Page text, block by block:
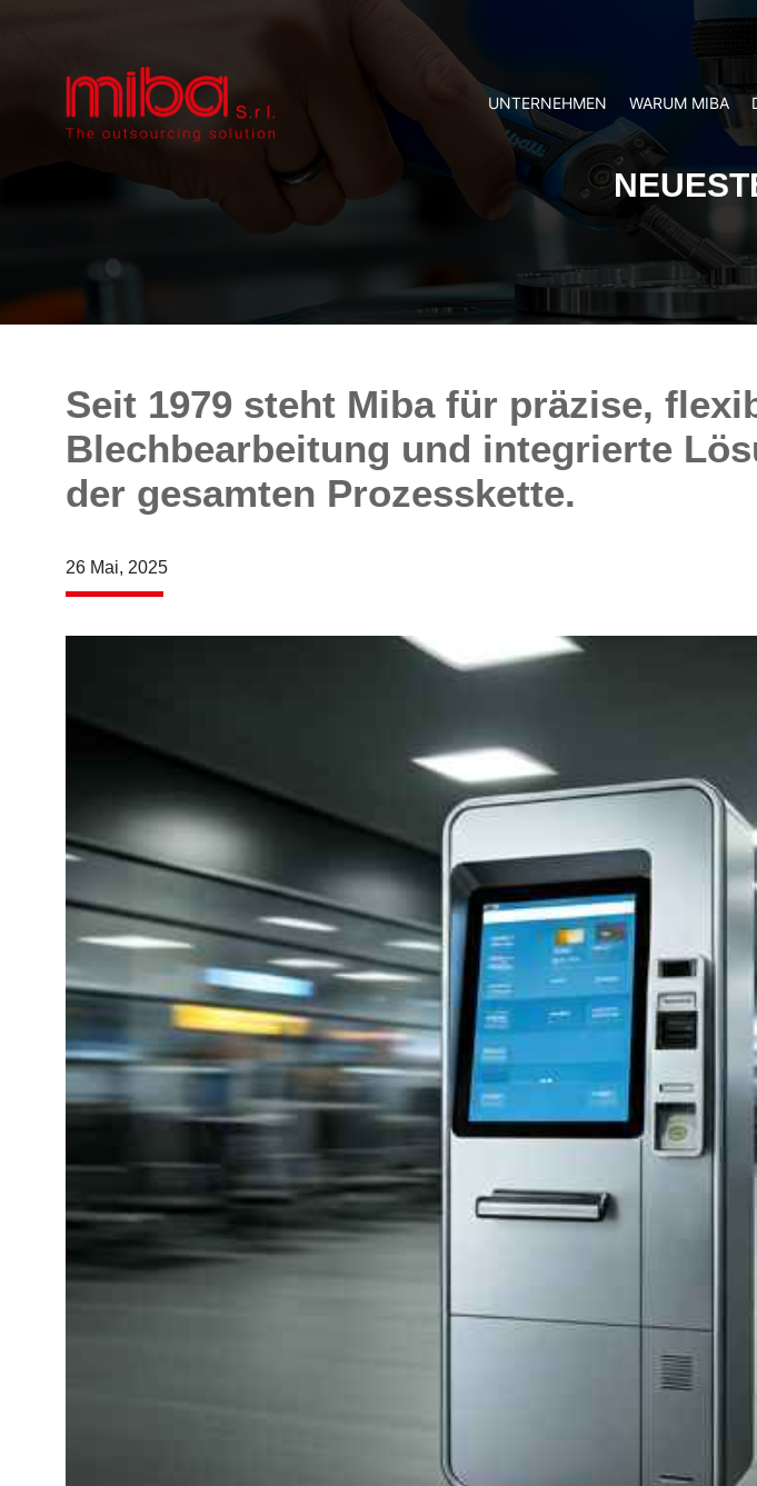
UNTERNEHMEN WARUM MIBA
Seit 1979 steht Miba für präzise,
Blechbearbeitung und integrierte
der gesamten Prozesskette.
26 Mai, 2025